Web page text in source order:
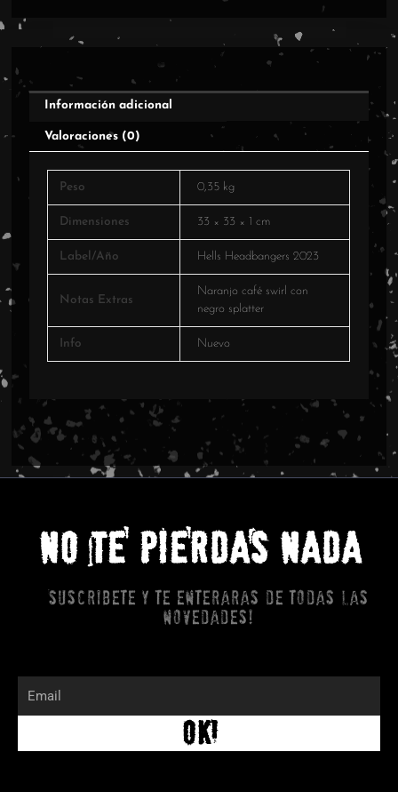
Información adicional
Valoraciones (0)
Peso 0,35 kg
Dimensiones 33 × 33 × 1 cm
Label/Año Hells Headbangers 2023
Notas Extras
Naranjo café swirl con
negro splatter
Info Nuevo
NO TE PIERDAS NADA
Suscribete y te enteraras de todas las
novedades!
OK!